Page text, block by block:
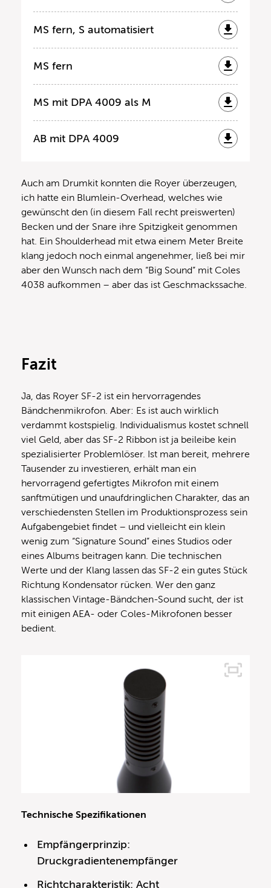
MS fern, S automatisiert
MS fern
MS mit DPA 4009 als M
AB mit DPA 4009
Auch am Drumkit konnten die Royer überzeugen,
ich hatte ein Blumlein-Overhead, welches wie
gewünscht den (in diesem Fall recht preiswerten)
Becken und der Snare ihre Spitzigkeit genommen
hat. Ein Shoulderhead mit etwa einem Meter Breite
klang jedoch noch einmal angenehmer, ließ bei mir
aber den Wunsch nach dem “Big Sound” mit Coles
4038 aufkommen – aber das ist Geschmackssache.
Fazit
Ja, das Royer SF-2 ist ein hervorragendes
Bändchenmikrofon. Aber: Es ist auch wirklich
verdammt kostspielig. Individualismus kostet schnell
viel Geld, aber das SF-2 Ribbon ist ja beileibe kein
spezialisierter Problemlöser. Ist man bereit, mehrere
Tausender zu investieren, erhält man ein
hervorragend gefertigtes Mikrofon mit einem
sanftmütigen und unaufdringlichen Charakter, das an
verschiedensten Stellen im Produktionsprozess sein
Aufgabengebiet findet – und vielleicht ein klein
wenig zum “Signature Sound” eines Studios oder
eines Albums beitragen kann. Die technischen
Werte und der Klang lassen das SF-2 ein gutes Stück
Richtung Kondensator rücken. Wer den ganz
klassischen Vintage-Bändchen-Sound sucht, der ist
mit einigen AEA- oder Coles-Mikrofonen besser
bedient.
Technische Spezifikationen
Empfängerprinzip:
Druckgradientenempfänger
Richtcharakteristik: Acht